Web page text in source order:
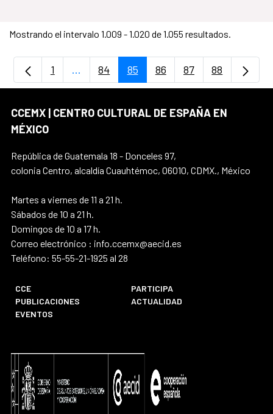
Mostrando el intervalo 1.009 - 1.020 de 1.055 resultados.
Página
1 ...Páginas intermedias Use TAB para
Página
84 Página
85 Página
86 Página
87 Página
88
CCEMX | CENTRO CULTURAL DE ESPAÑA EN
MÉXICO
República de Guatemala 18 - Donceles 97,
colonia Centro, alcaldía Cuauhtémoc, 06010, CDMX., México
Martes a viernes de 11 a 21 h.
Sábados de 10 a 21 h.
Domingos de 10 a 17 h.
Correo electrónico : info.ccemx@aecid.es
Teléfono: 55-55-21-1925 al 28
CCE
PARTICIPA
PUBLICACIONES
ACTUALIDAD
EVENTOS